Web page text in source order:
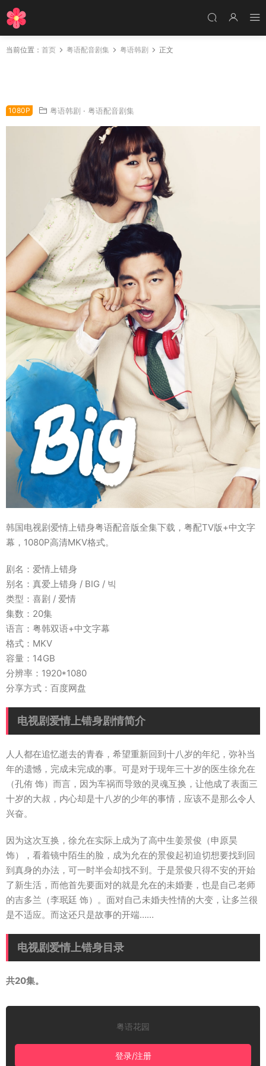
当前位置： 首页 粤语配音剧集 粤语韩剧 正文
1080P 粤语韩剧 · 粤语配音剧集
韩国电视剧爱情上错身粤语配音版全集下载，粤配TV版+中文字
幕，1080P高清MKV格式。
剧名：爱情上错身
别名：真爱上错身 / BIG / 빅
类型：喜剧 / 爱情
集数：20集
语言：粤韩双语+中文字幕
格式：MKV
容量：14GB
分辨率：1920*1080
分享方式：百度网盘
电视剧爱情上错身剧情简介
人人都在追忆逝去的青春，希望重新回到十八岁的年纪，弥补当
年的遗憾，完成未完成的事。可是对于现年三十岁的医生徐允在
（孔侑 饰）而言，因为车祸而导致的灵魂互换，让他成了表面三
十岁的大叔，内心却是十八岁的少年的事情，应该不是那么令人
兴奋。
因为这次互换，徐允在实际上成为了高中生姜景俊（申原昊
饰），看着镜中陌生的脸，成为允在的景俊起初迫切想要找到回
到真身的办法，可一时半会却找不到。于是景俊只得不安的开始
了新生活，而他首先要面对的就是允在的未婚妻，也是自己老师
的吉多兰（李珉廷 饰）。面对自己未婚夫性情的大变，让多兰很
是不适应。而这还只是故事的开端……
电视剧爱情上错身目录
共20集。
粤语花园
登录/注册